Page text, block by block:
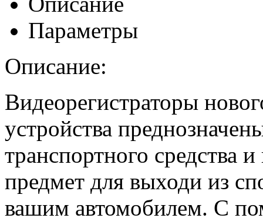
Параметры
Описание:
Видеорегистраторы
устройства
транспортного средства
предмет для выходи из
вашим автомобилем. С